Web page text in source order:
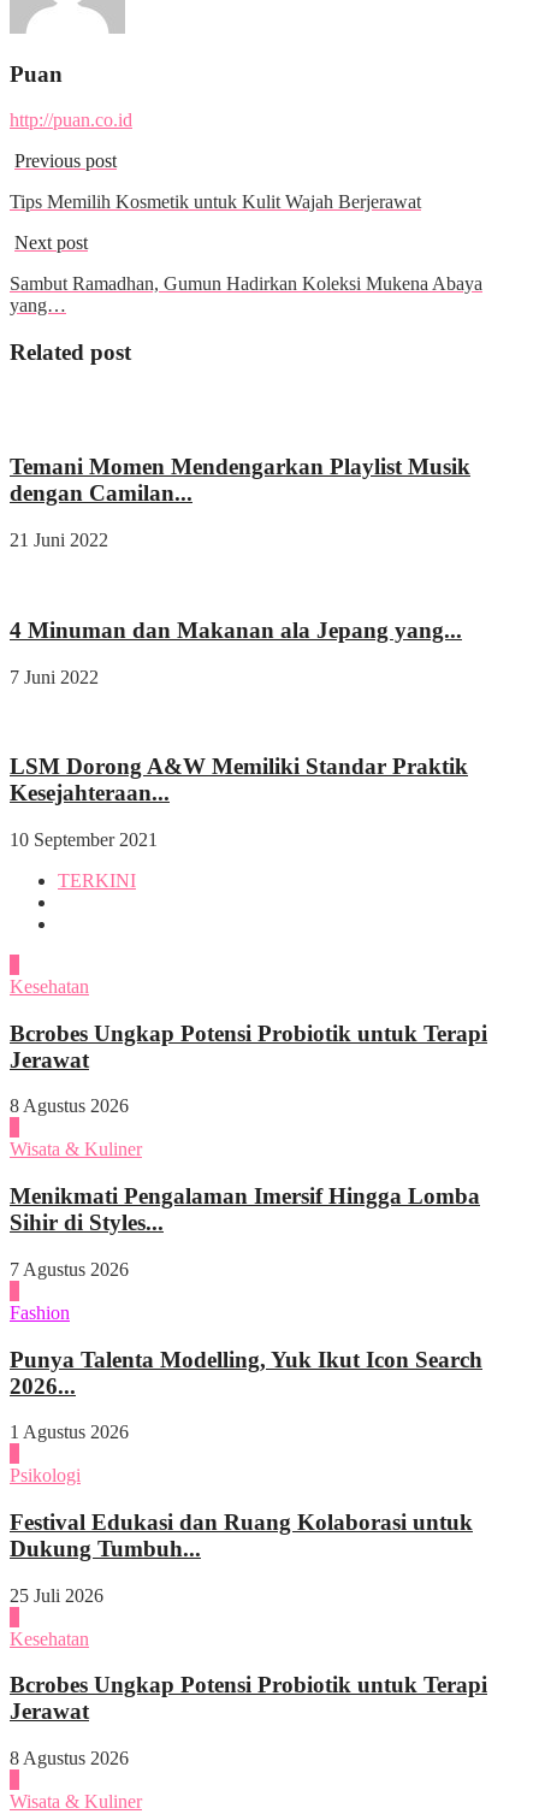
Puan
http://puan.co.id
Previous post
Tips Memilih Kosmetik untuk Kulit Wajah Berjerawat
Next post
Sambut Ramadhan, Gumun Hadirkan Koleksi Mukena Abaya
yang…
Related post
Temani Momen Mendengarkan Playlist Musik
dengan Camilan...
21 Juni 2022
4 Minuman dan Makanan ala Jepang yang...
7 Juni 2022
LSM Dorong A&W Memiliki Standar Praktik
Kesejahteraan...
10 September 2021
TERKINI
Kesehatan
Bcrobes Ungkap Potensi Probiotik untuk Terapi
Jerawat
8 Agustus 2026
Wisata & Kuliner
Menikmati Pengalaman Imersif Hingga Lomba
Sihir di Styles...
7 Agustus 2026
Fashion
Punya Talenta Modelling, Yuk Ikut Icon Search
2026...
1 Agustus 2026
Psikologi
Festival Edukasi dan Ruang Kolaborasi untuk
Dukung Tumbuh...
25 Juli 2026
Kesehatan
Bcrobes Ungkap Potensi Probiotik untuk Terapi
Jerawat
8 Agustus 2026
Wisata & Kuliner